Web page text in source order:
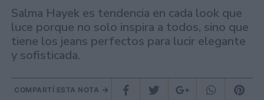
Salma Hayek es tendencia en cada look que
luce porque no solo inspira a todos, sino que
tiene los jeans perfectos para lucir elegante
y sofisticada.
COMPARTÍ ESTA NOTA